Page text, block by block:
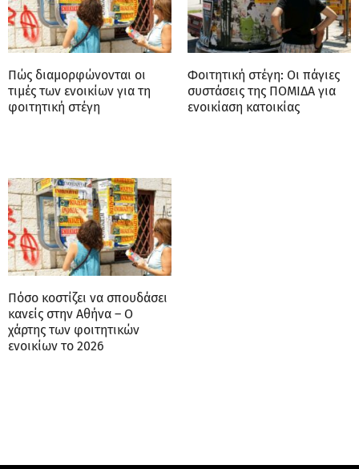
Πώς διαμορφώνονται οι
τιμές των ενοικίων για τη
φοιτητική στέγη
Φοιτητική στέγη: Οι πάγιες
συστάσεις της ΠΟΜΙΔΑ για
ενοικίαση κατοικίας
Πόσο κοστίζει να σπουδάσει
κανείς στην Αθήνα – Ο
χάρτης των φοιτητικών
ενοικίων το 2026